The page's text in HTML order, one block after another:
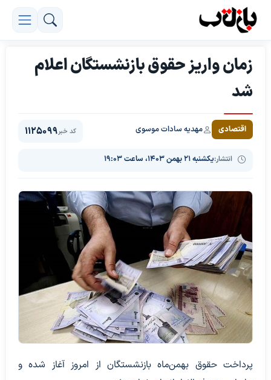
زمان واریز حقوق بازنشستگان اعلام
شد
اقتصادی مهدیه سادات موسوی
انتشار:یکشنبه ۲۱ بهمن ۱۴۰۳، ساعت ۱۹:۰۳
کد خبر1125099
پرداخت حقوق بهمن‌ماه بازنشستگان از امروز آغاز شده و